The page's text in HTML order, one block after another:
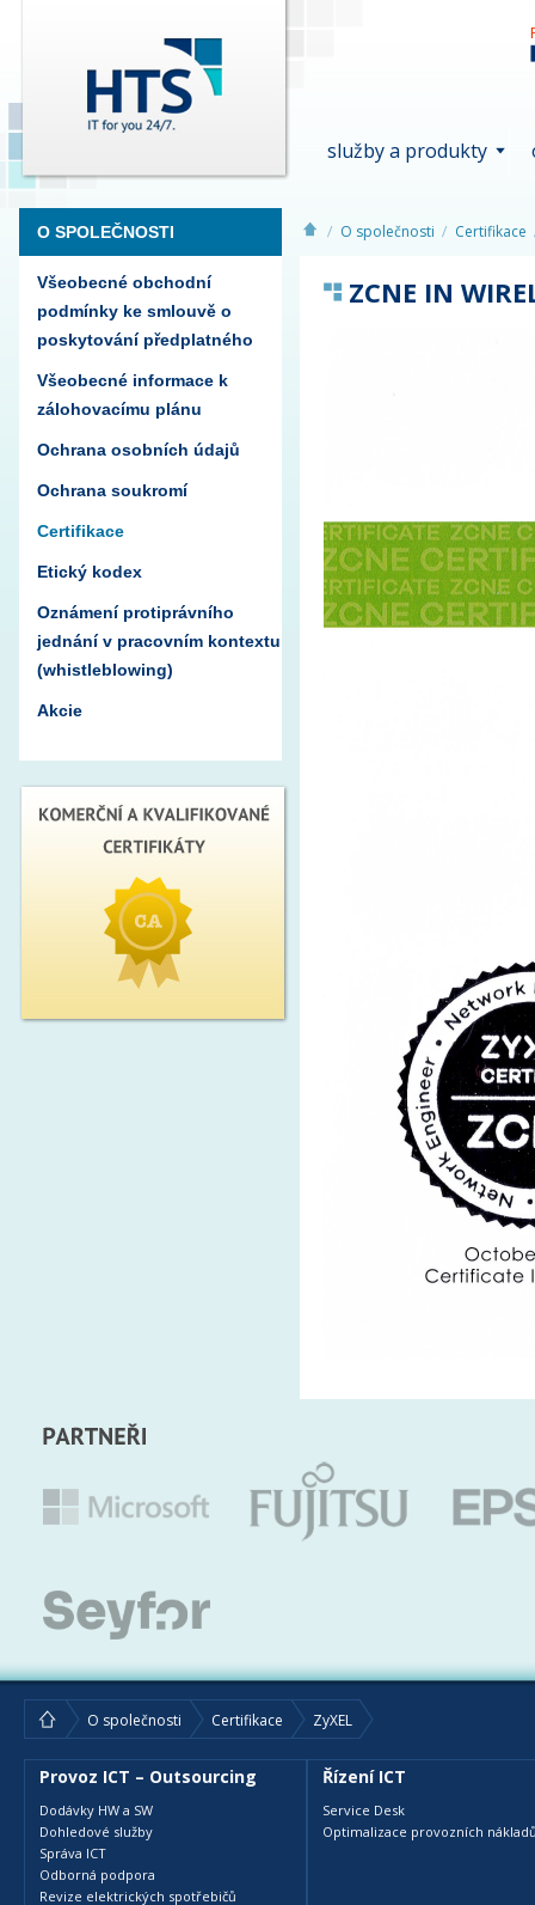
služby a produkty
O SPOLEČNOSTI
Všeobecné obchodní
podmínky ke smlouvě o
poskytování předplatného
Všeobecné informace k
zálohovacímu plánu
Ochrana osobních údajů
Ochrana soukromí
Certifikace
Etický kodex
Oznámení protiprávního
jednání v pracovním kontextu
(whistleblowing)
Akcie
O společnosti Certifikace
ZCNE IN
O společnosti Certifikace ZyXEL
Provoz ICT – Outsourcing
Dodávky HW a SW
Dohledové služby
Správa ICT
Odborná podpora
Revize elektrických spotřebičů
Řízení ICT
Service Desk
Optimalizace provozních